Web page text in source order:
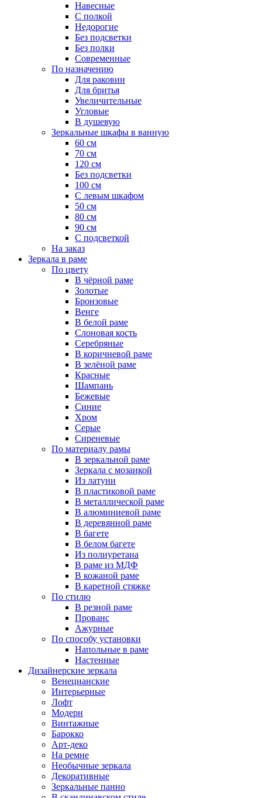
Навесные
С полкой
Недорогие
Без подсветки
Без полки
Современные
По назначению
Для раковин
Для бритья
Увеличительные
Угловые
В душевую
Зеркальные шкафы в ванную
60 см
70 см
120 см
Без подсветки
100 см
С левым шкафом
50 см
80 см
90 см
С подсветкой
На заказ
Зеркала в раме
По цвету
В чёрной раме
Золотые
Бронзовые
Венге
В белой раме
Слоновая кость
Серебряные
В коричневой раме
В зелёной раме
Красные
Шампань
Бежевые
Синие
Хром
Серые
Сиреневые
По материалу рамы
В зеркальной раме
Зеркала с мозаикой
Из латуни
В пластиковой раме
В металлической раме
В алюминиевой раме
В деревянной раме
В багете
В белом багете
Из полиуретана
В раме из МДФ
В кожаной раме
В каретной стяжке
По стилю
В резной раме
Прованс
Ажурные
По способу установки
Напольные в раме
Настенные
Дизайнерские зеркала
Венецианские
Интерьерные
Лофт
Модерн
Винтажные
Барокко
Арт-деко
На ремне
Необычные зеркала
Декоративные
Зеркальные панно